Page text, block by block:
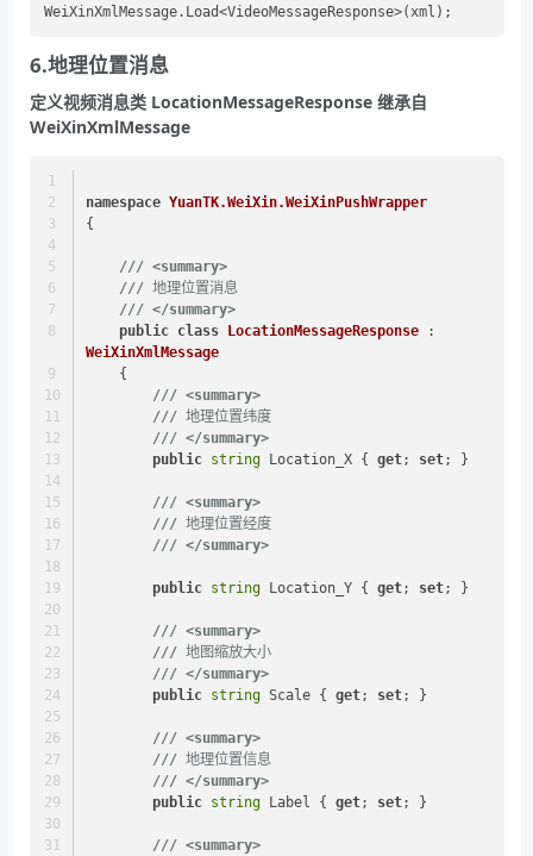
6.地理位置消息
定义视频消息类 LocationMessageResponse 继承自
WeiXinXmlMessage
namespace YuanTK.WeiXin.WeiXinPushWrapper
{
/// <summary>
/// 地理位置消息
/// </summary>
public class LocationMessageResponse
WeiXinXmlMessage
    {
/// <summary>
/// 地理位置纬度
/// </summary>
public string Location_X { get; set; }
/// <summary>
/// 地理位置经度
/// </summary>
public string Location_Y { get; set; }
/// <summary>
/// 地图缩放大小
/// </summary>
public string Scale { get; set; }
/// <summary>
/// 地理位置信息
/// </summary>
public string Label { get; set; }
/// <summary>